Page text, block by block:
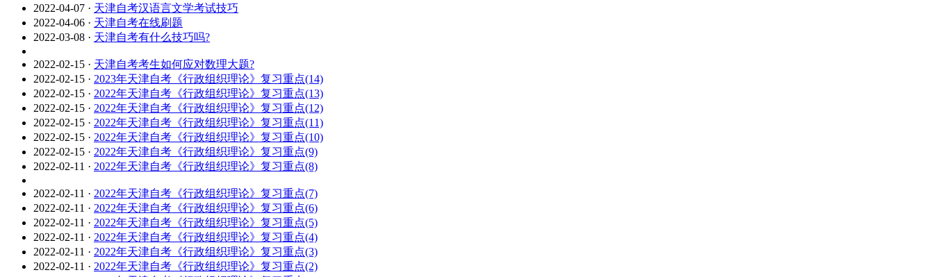
2022-04-07 · 天津自考汉语言文学考试技巧
2022-04-06 · 天津自考在线刷题
2022-03-08 · 天津自考有什么技巧吗?
2022-02-15 · 天津自考考生如何应对数理大题?
2022-02-15 · 2023年天津自考《行政组织理论》复习重点(14)
2022-02-15 · 2022年天津自考《行政组织理论》复习重点(13)
2022-02-15 · 2022年天津自考《行政组织理论》复习重点(12)
2022-02-15 · 2022年天津自考《行政组织理论》复习重点(11)
2022-02-15 · 2022年天津自考《行政组织理论》复习重点(10)
2022-02-15 · 2022年天津自考《行政组织理论》复习重点(9)
2022-02-11 · 2022年天津自考《行政组织理论》复习重点(8)
2022-02-11 · 2022年天津自考《行政组织理论》复习重点(7)
2022-02-11 · 2022年天津自考《行政组织理论》复习重点(6)
2022-02-11 · 2022年天津自考《行政组织理论》复习重点(5)
2022-02-11 · 2022年天津自考《行政组织理论》复习重点(4)
2022-02-11 · 2022年天津自考《行政组织理论》复习重点(3)
2022-02-11 · 2022年天津自考《行政组织理论》复习重点(2)